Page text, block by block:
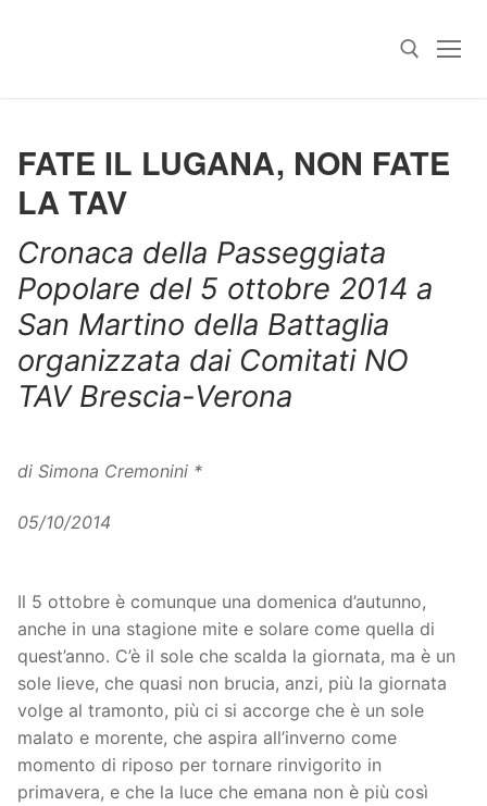
FATE IL LUGANA, NON FATE
LA TAV
Cronaca della Passeggiata
Popolare del 5 ottobre 2014 a
San Martino della Battaglia
organizzata dai Comitati NO
TAV Brescia-Verona
di Simona Cremonini *
05/10/2014
Il 5 ottobre è comunque una domenica d’autunno,
anche in una stagione mite e solare come quella di
quest’anno. C’è il sole che scalda la giornata, ma è un
sole lieve, che quasi non brucia, anzi, più la giornata
volge al tramonto, più ci si accorge che è un sole
malato e morente, che aspira all’inverno come
momento di riposo per tornare rinvigorito in
primavera, e che la luce che emana non è più così